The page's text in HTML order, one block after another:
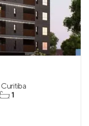
Curitiba
1